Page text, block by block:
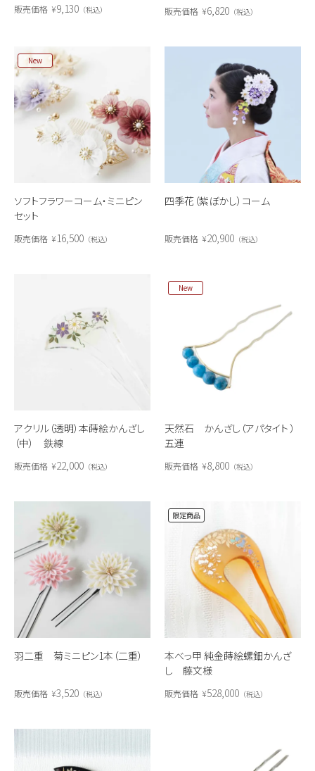
販売価格 ¥9,130 税込 販売価格 ¥6,820 税込
ソフトフラワーコーム・ミニピン
セット
New
販売価格 ¥16,500 税込
四季花（紫ぼかし）コーム
販売価格 ¥20,900 税込
アクリル（透明）本蒔絵かんざし
（中） 鉄線
販売価格 ¥22,000 税込
天然石 かんざし（アパタイト ）
五連
New
販売価格 ¥8,800 税込
羽二重 菊ミニピン1本（二重）
販売価格 ¥3,520 税込
本べっ甲 純金蒔絵螺鈿かんざ
し 藤文様
限定商品
販売価格 ¥528,000 税込